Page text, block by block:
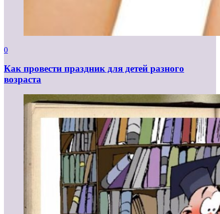
0
Как провести праздник для детей разного
возраста